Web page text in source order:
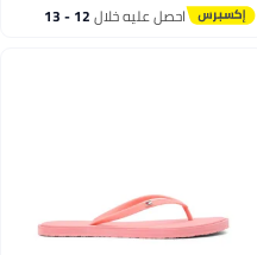
احصل عليه خلال 12 - 13
اغسطس